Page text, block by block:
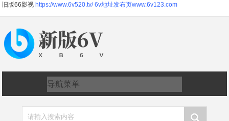
旧版66影视 https://www.6v520.tv/ 6v地址发布页www.6v123.com
请输入搜索内容